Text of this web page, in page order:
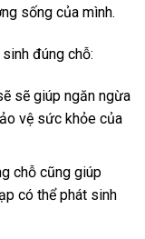
sống của mình.
đúng chỗ:
sẽ giúp ngăn ngừa
vệ sức khỏe của
chỗ cũng giúp
có thể phát sinh